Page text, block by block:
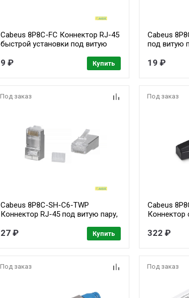
Cabeus 8P8C-FC Коннектор RJ-45
быстрой установки под витую
универсальный (для
одножильного и многожильного
мм
9 ₽ Купить
Cabeus
под витую
(для
19 ₽
Под заказ
Cabeus 8P8C-SH-C6-TWP
Коннектор RJ-45 под витую пару,
для многожильного кабеля, для
проводников с толщиной по
27 ₽ Купить
Под заказ
Cabeus
Коннектор
витую пару,
322 ₽
Под заказ Под заказ